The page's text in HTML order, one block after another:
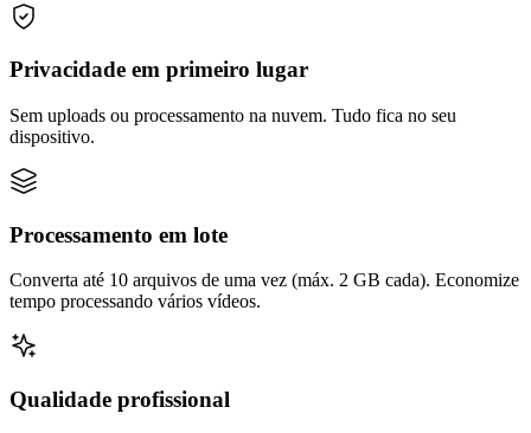
Privacidade em primeiro lugar
Sem uploads ou processamento na nuvem. Tudo fica no seu
dispositivo.
Processamento em lote
Converta até 10 arquivos de uma vez (máx. 2 GB cada). Economize
tempo processando vários vídeos.
Qualidade profissional